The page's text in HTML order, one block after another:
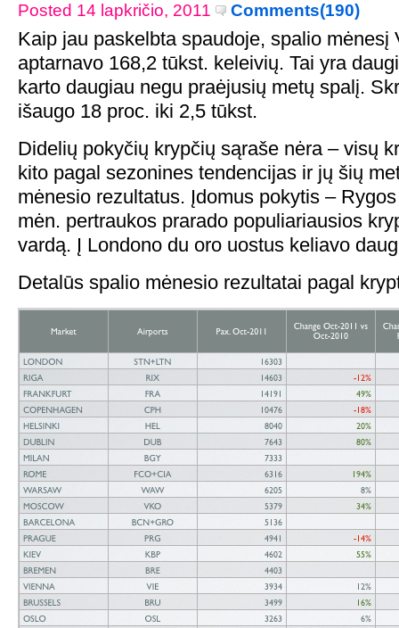
Posted 14 lapkričio, 2011 Comments(190)
Kaip jau paskelbta spaudoje, spalio mėnesį
aptarnavo 168,2 tūkst. keleivių. Tai yra
karto daugiau negu praėjusių metų spalį.
išaugo 18 proc. iki 2,5 tūkst.
Didelių pokyčių krypčių sąraše nėra – visų
kito pagal sezonines tendencijas ir jų šių
mėnesio rezultatus. Įdomus pokytis –
mėn. pertraukos prarado populiariausios
vardą. Į Londono du oro uostus keliavo
Detalūs spalio mėnesio rezultatai pagal